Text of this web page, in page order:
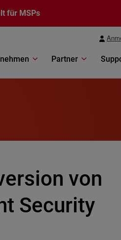
für MSPs
Partner
von
Security